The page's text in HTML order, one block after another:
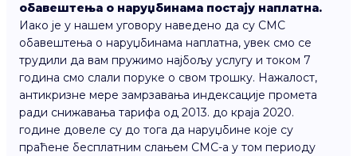
обавештења о наруџбинама постају наплатна.
Иако је у нашем уговору наведено да су СМС
обавештења о наруџбинама наплатна, увек смо се
трудили да вам пружимо најбољу услугу и током 7
година смо слали поруке о свом трошку. Нажалост,
антикризне мере замрзавања индексације промета
ради снижавања тарифа од 2013. до краја 2020.
године довеле су до тога да наруџбине које су
праћене бесплатним слањем СМС-а у том периоду